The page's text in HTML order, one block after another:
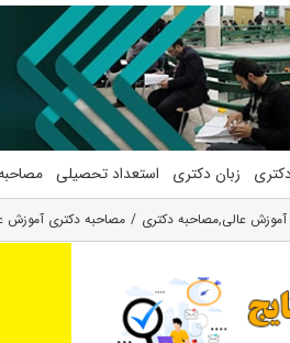
زبان دکتری استعداد تحصیلی
آموزش عالی,مصاحبه دکتری مصاحبه دکتری آموزش